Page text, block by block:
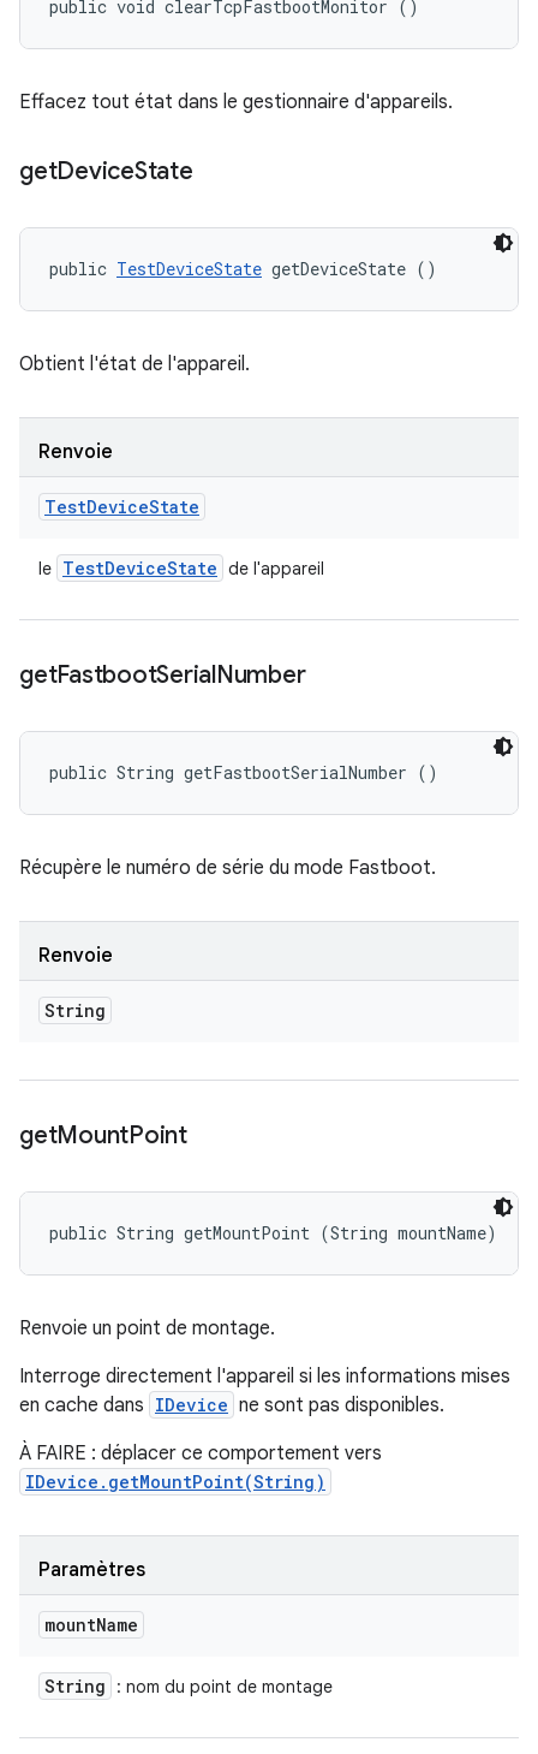
public void clearTcpFastbootMonitor ()
Effacez tout état dans le gestionnaire d'appareils.
getDeviceState
public TestDeviceState getDeviceState ()
Obtient l'état de l'appareil.
Renvoie
TestDeviceState
le TestDeviceState de l'appareil
getFastbootSerialNumber
public String getFastbootSerialNumber ()
Récupère le numéro de série du mode Fastboot.
Renvoie
String
getMountPoint
public String getMountPoint (String mountName)
Renvoie un point de montage.
Interroge directement l'appareil si les informations mises
en cache dans IDevice ne sont pas disponibles.
À FAIRE : déplacer ce comportement vers
IDevice.getMountPoint(String)
Paramètres
mountName
String : nom du point de montage